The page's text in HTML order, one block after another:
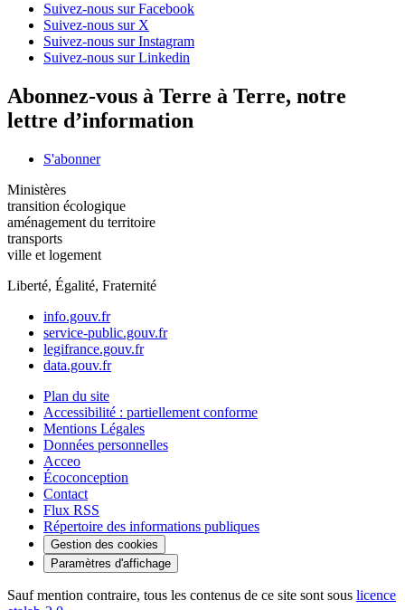
Suivez-nous sur Facebook
Suivez-nous sur X
Suivez-nous sur Instagram
Suivez-nous sur Linkedin
Abonnez-vous à Terre à Terre, notre
lettre d’information
S'abonner
Ministères
transition écologique
aménagement du territoire
transports
ville et logement
Liberté, Égalité, Fraternité
info.gouv.fr
service-public.gouv.fr
legifrance.gouv.fr
data.gouv.fr
Plan du site
Accessibilité : partiellement conforme
Mentions Légales
Données personnelles
Acceo
Écoconception
Contact
Flux RSS
Répertoire des informations publiques
Gestion des cookies
Paramètres d'affichage
Sauf mention contraire, tous les contenus de ce site sont sous licence